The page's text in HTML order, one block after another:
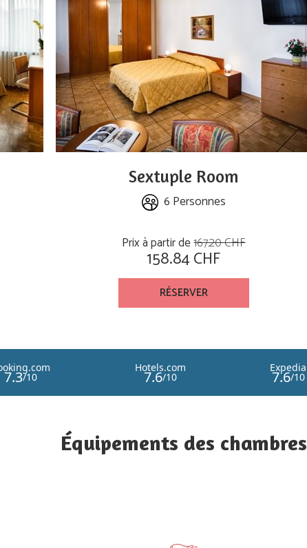
Sextuple Room
6 Personnes
Prix à partir de167.20 CHF
158.84 CHF
RÉSERVER
Équipements des chambres